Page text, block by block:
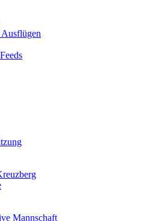
Mannschaft